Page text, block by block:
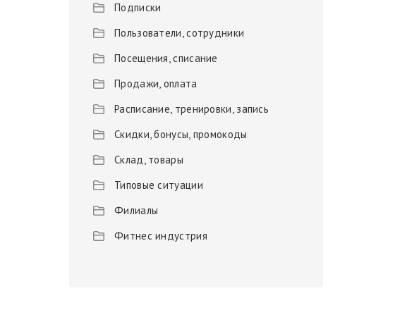
Подписки
Пользователи, сотрудники
Посещения, списание
Продажи, оплата
Расписание, тренировки, запись
Скидки, бонусы, промокоды
Склад, товары
Типовые ситуации
Филиалы
Фитнес индустрия